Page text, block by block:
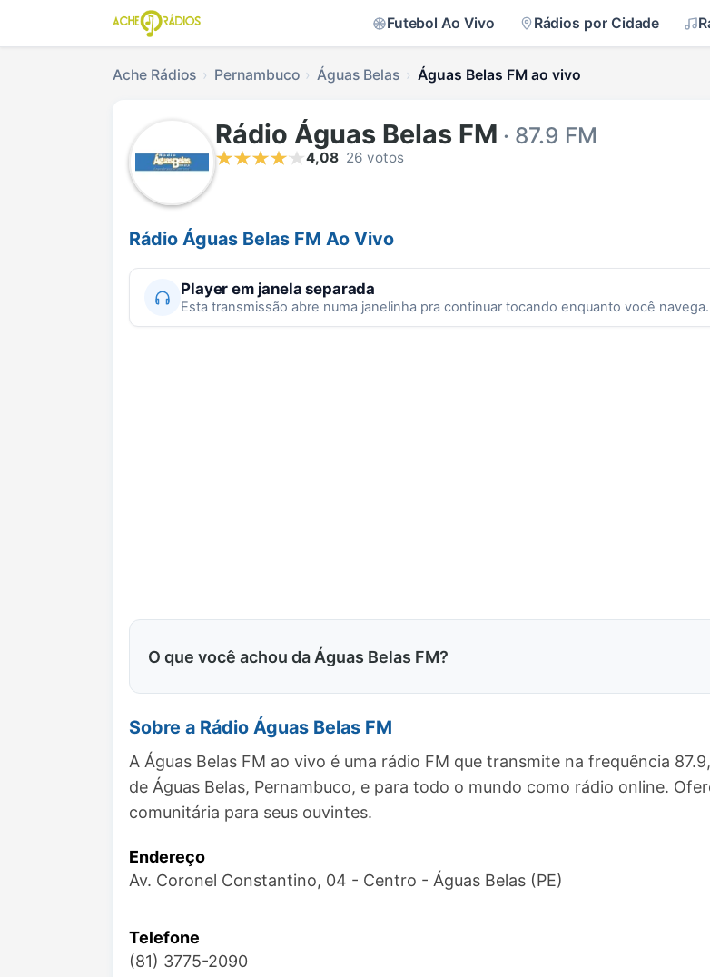
Futebol Ao Vivo Rádios por Cidade
Ache Rádios Pernambuco Águas Belas Águas Belas FM ao vivo
Rádio Águas Belas FM · 87.9 FM
4,08 26 votos
Rádio Águas Belas FM Ao Vivo
Player em janela separada
Esta transmissão abre numa janelinha pra continuar tocando enquanto você navega.
O que você achou da Águas Belas FM?
Sobre a Rádio Águas Belas FM
A Águas Belas FM ao vivo é uma rádio FM que transmite na frequência
de Águas Belas, Pernambuco, e para todo o mundo como rádio online.
comunitária para seus ouvintes.
Endereço
Av. Coronel Constantino, 04 - Centro - Águas Belas (PE)
Telefone
(81) 3775-2090